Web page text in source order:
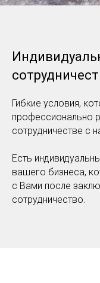
Гибкие условия,
профессионально
сотрудничестве с
Есть
вашего бизнеса,
с Вами после
сотрудничество.